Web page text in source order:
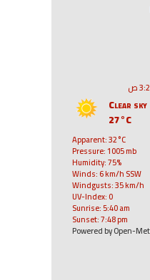
Clear sky
27°C
Apparent: 32°C
Pressure: 1005 mb
Humidity: 75%
Winds: 6 km/h SSW
Windgusts: 35 km/h
UV-Index: 0
Sunrise: 5:40 am
Sunset: 7:48 pm